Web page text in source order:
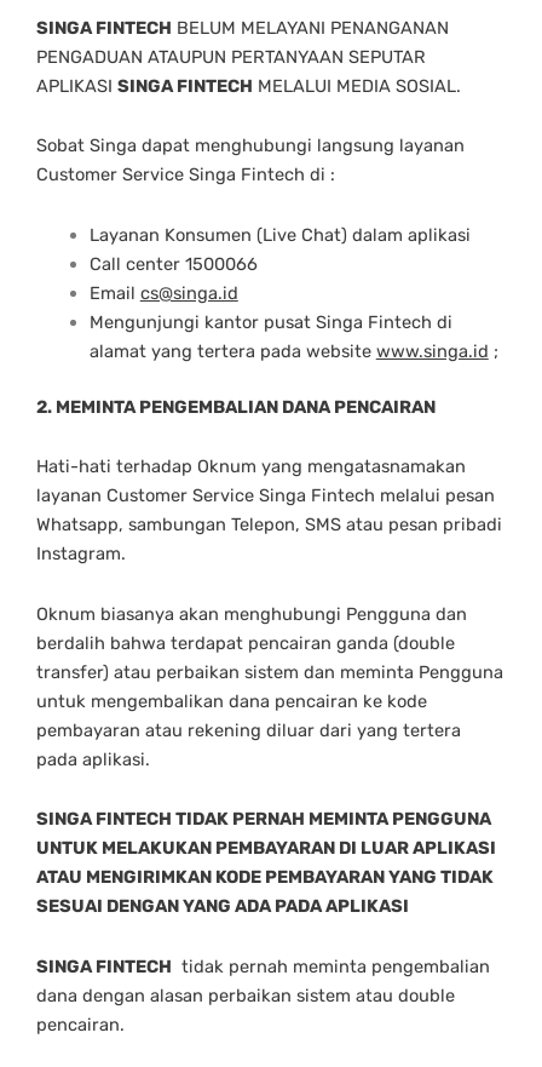
SINGA FINTECH BELUM MELAYANI PENANGANAN
PENGADUAN ATAUPUN PERTANYAAN SEPUTAR
APLIKASI SINGA FINTECH MELALUI MEDIA SOSIAL.
Sobat Singa dapat menghubungi langsung layanan
Customer Service Singa Fintech di :
Layanan Konsumen (Live Chat) dalam aplikasi
Call center 1500066
Email cs@singa.id
Mengunjungi kantor pusat Singa Fintech di
alamat yang tertera pada website www.singa.id ;
2. MEMINTA PENGEMBALIAN DANA PENCAIRAN
Hati-hati terhadap Oknum yang mengatasnamakan
layanan Customer Service Singa Fintech melalui pesan
Whatsapp, sambungan Telepon, SMS atau pesan pribadi
Instagram.
Oknum biasanya akan menghubungi Pengguna dan
berdalih bahwa terdapat pencairan ganda (double
transfer) atau perbaikan sistem dan meminta Pengguna
untuk mengembalikan dana pencairan ke kode
pembayaran atau rekening diluar dari yang tertera
pada aplikasi.
SINGA FINTECH TIDAK PERNAH MEMINTA PENGGUNA
UNTUK MELAKUKAN PEMBAYARAN DI LUAR APLIKASI
ATAU MENGIRIMKAN KODE PEMBAYARAN YANG TIDAK
SESUAI DENGAN YANG ADA PADA APLIKASI
SINGA FINTECH tidak pernah meminta pengembalian
dana dengan alasan perbaikan sistem atau double
pencairan.